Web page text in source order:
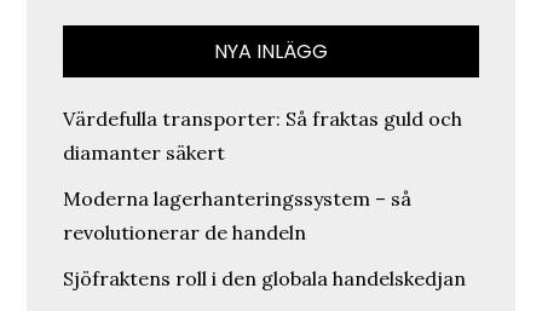
NYA INLÄGG
Värdefulla transporter: Så fraktas guld och
diamanter säkert
Moderna lagerhanteringssystem – så
revolutionerar de handeln
Sjöfraktens roll i den globala handelskedjan